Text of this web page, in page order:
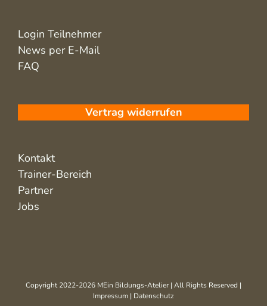
Login Teilnehmer
News per E-Mail
FAQ
Vertrag widerrufen
Kontakt
Trainer-Bereich
Partner
Jobs
Copyright 2022-2026 MEin Bildungs-Atelier | All Rights Reserved |
Impressum | Datenschutz